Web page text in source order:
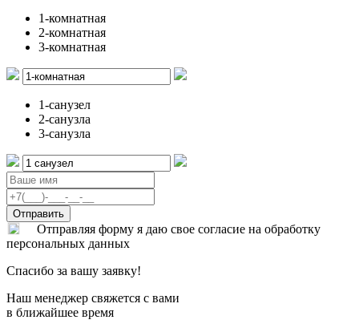
1-комнатная
2-комнатная
3-комнатная
1-санузел
2-санузла
3-санузла
Отправляя форму я даю свое согласие на обработку
персональных данных
Спасибо за вашу заявку!
Наш менеджер свяжется с вами
в ближайшее время